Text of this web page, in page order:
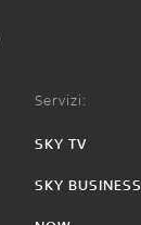
Servizi:
SKY TV
SKY BUSINESS